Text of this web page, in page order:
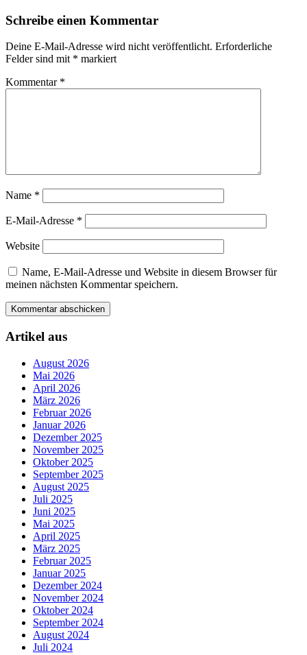
Schreibe einen Kommentar
Deine E-Mail-Adresse wird nicht veröffentlicht. Erforderliche
Felder sind mit * markiert
Kommentar *
Name *
E-Mail-Adresse *
Website
Name, E-Mail-Adresse und Website in diesem Browser für
meinen nächsten Kommentar speichern.
Artikel aus
August 2026
Mai 2026
April 2026
März 2026
Februar 2026
Januar 2026
Dezember 2025
November 2025
Oktober 2025
September 2025
August 2025
Juli 2025
Juni 2025
Mai 2025
April 2025
März 2025
Februar 2025
Januar 2025
Dezember 2024
November 2024
Oktober 2024
September 2024
August 2024
Juli 2024